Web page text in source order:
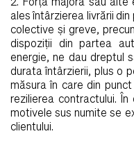
2. Forţa majoră sau alte
ales întârzierea livrării
colective şi greve,
dispoziţii din partea
energie, ne dau dreptul
durata întârzierii, plus o
măsura în care din
rezilierea contractului. În
motivele sus numite se
clientului.